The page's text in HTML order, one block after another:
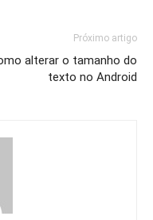
Próximo artigo
alterar o tamanho do
texto no Android